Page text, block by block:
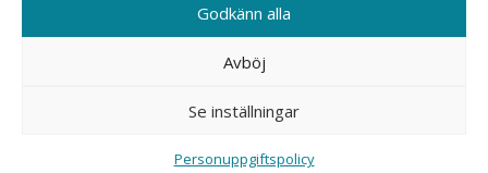
Godkänn alla
Avböj
Se inställningar
Personuppgiftspolicy
Sveavägen 155, 113 46 Stockholm
08-690 58 84
info@aldreicentrum.se
Ansvarig utgivare: Åsa Hedberg Rundgren